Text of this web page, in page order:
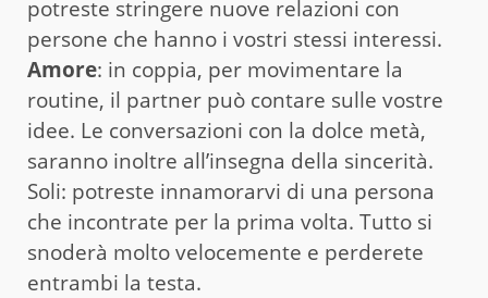
potreste stringere nuove relazioni con
persone che hanno i vostri stessi interessi.
Amore: in coppia, per movimentare la
routine, il partner può contare sulle vostre
idee. Le conversazioni con la dolce metà,
saranno inoltre all’insegna della sincerità.
Soli: potreste innamorarvi di una persona
che incontrate per la prima volta. Tutto si
snoderà molto velocemente e perderete
entrambi la testa.